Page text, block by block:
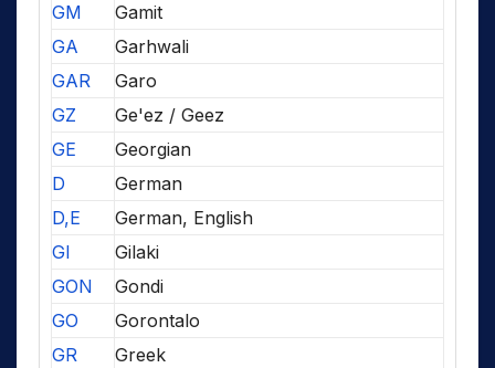
GM
Gamit
GA
Garhwali
GAR
Garo
GZ
Ge'ez / Geez
GE
Georgian
D
German
D,E
German, English
GI
Gilaki
GON
Gondi
GO
Gorontalo
GR
Greek